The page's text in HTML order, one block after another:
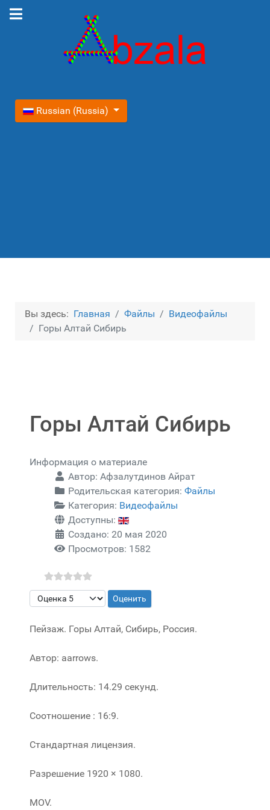
Выберите язык
Russian (Russia)
Вы здесь: Главная Файлы
Видеофайлы
Горы Алтай Сибирь
Горы Алтай Сибирь
Информация о материале
Автор: Афзалутдинов Айрат
Родительская категория: Файлы
Категория: Видеофайлы
Доступны:
Создано: 20 мая 2020
Просмотров: 1582
Пожалуйста, оцените
Пейзаж. Горы Алтай, Сибирь, Россия.
Автор: aarrows.
Длительность: 14.29 секунд.
Соотношение : 16:9.
Стандартная лицензия.
Разрешение 1920 × 1080.
MOV.